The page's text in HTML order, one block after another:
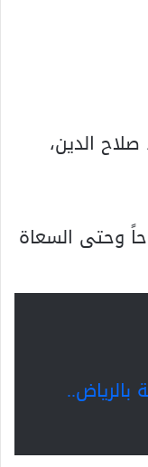
صلاح الدين،
من الساعة 6 صباحاً وحتى السعاة